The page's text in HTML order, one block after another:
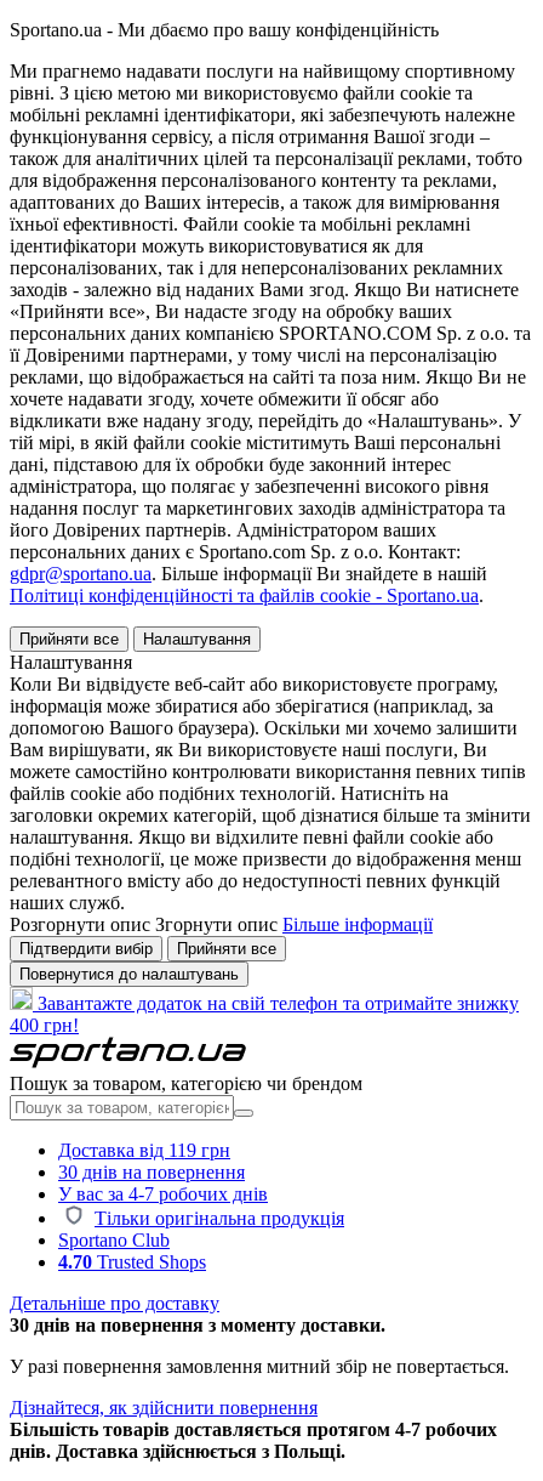
Sportano.ua - Ми дбаємо про вашу конфіденційність
Ми прагнемо надавати послуги на найвищому спортивному
рівні. З цією метою ми використовуємо файли cookie та
мобільні рекламні ідентифікатори, які забезпечують належне
функціонування сервісу, а після отримання Вашої згоди –
також для аналітичних цілей та персоналізації реклами, тобто
для відображення персоналізованого контенту та реклами,
адаптованих до Ваших інтересів, а також для вимірювання
їхньої ефективності. Файли cookie та мобільні рекламні
ідентифікатори можуть використовуватися як для
персоналізованих, так і для неперсоналізованих рекламних
заходів - залежно від наданих Вами згод. Якщо Ви натиснете
«Прийняти все», Ви надасте згоду на обробку ваших
персональних даних компанією SPORTANO.COM Sp. z o.o. та
її Довіреними партнерами, у тому числі на персоналізацію
реклами, що відображається на сайті та поза ним. Якщо Ви не
хочете надавати згоду, хочете обмежити її обсяг або
відкликати вже надану згоду, перейдіть до «Налаштувань». У
тій мірі, в якій файли cookie міститимуть Ваші персональні
дані, підставою для їх обробки буде законний інтерес
адміністратора, що полягає у забезпеченні високого рівня
надання послуг та маркетингових заходів адміністратора та
його Довірених партнерів. Адміністратором ваших
персональних даних є Sportano.com Sp. z o.o. Контакт:
gdpr@sportano.ua. Більше інформації Ви знайдете в нашій
Політиці конфіденційності та файлів cookie - Sportano.ua.
Прийняти все Налаштування
Налаштування
Коли Ви відвідуєте веб-сайт або використовуєте програму,
інформація може збиратися або зберігатися (наприклад, за
допомогою Вашого браузера). Оскільки ми хочемо залишити
Вам вирішувати, як Ви використовуєте наші послуги, Ви
можете самостійно контролювати використання певних типів
файлів cookie або подібних технологій. Натисніть на
заголовки окремих категорій, щоб дізнатися більше та змінити
налаштування. Якщо ви відхилите певні файли cookie або
подібні технології, це може призвести до відображення менш
релевантного вмісту або до недоступності певних функцій
наших служб.
Розгорнути опис Згорнути опис Більше інформації
Підтвердити вибір
Прийняти все
Повернутися до налаштувань
Завантажте додаток на свій телефон та отримайте знижку
400 грн!
Пошук за товаром, категорією чи брендом
Доставка від 119 грн
30 днів на повернення
У вас за 4-7 робочих днів
Тільки оригінальна продукція
Sportano Club
4.70 Trusted Shops
Детальніше про доставку
30 днів на повернення з моменту доставки.
У разі повернення замовлення митний збір не повертається.
Дізнайтеся, як здійснити повернення
Більшість товарів доставляється протягом 4-7 робочих
днів. Доставка здійснюється з Польщі.